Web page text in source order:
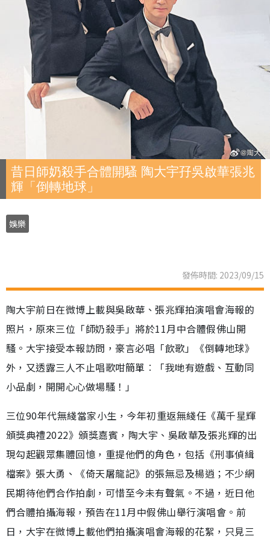
昔日師奶殺手合體開騷 陶大宇孖吳啟華張兆
輝「倒轉地球」
娛樂
發佈時間: 2023/09/15
陶大宇前日在微博上載與吳啟華、張兆輝拍演唱會海報的
照片，原來三位「師奶殺手」將於11月中合體假佛山開
騷。大宇接受本報訪問，豪言必唱「飲歌」《倒轉地球》
外，又透露三人不止唱歌咁簡單︰「我哋有遊戲、互動同
小品劇，開開心心做場騷！」
三位90年代無綫當家小生，今年初重返無綫任《萬千星輝
頒獎典禮2022》頒獎嘉賓，陶大宇、吳啟華及張兆輝的出
現勾起觀眾集體回憶，重提他們的角色，包括《刑事偵緝
檔案》張大勇、《倚天屠龍記》的張無忌及楊逍；不少網
民期待他們合作拍劇，可惜至今未有聲氣。不過，近日他
們合體拍攝海報，預告在11月中假佛山舉行演唱會。前
日，大宇在微博上載他們拍攝演唱會海報的花絮，只見三